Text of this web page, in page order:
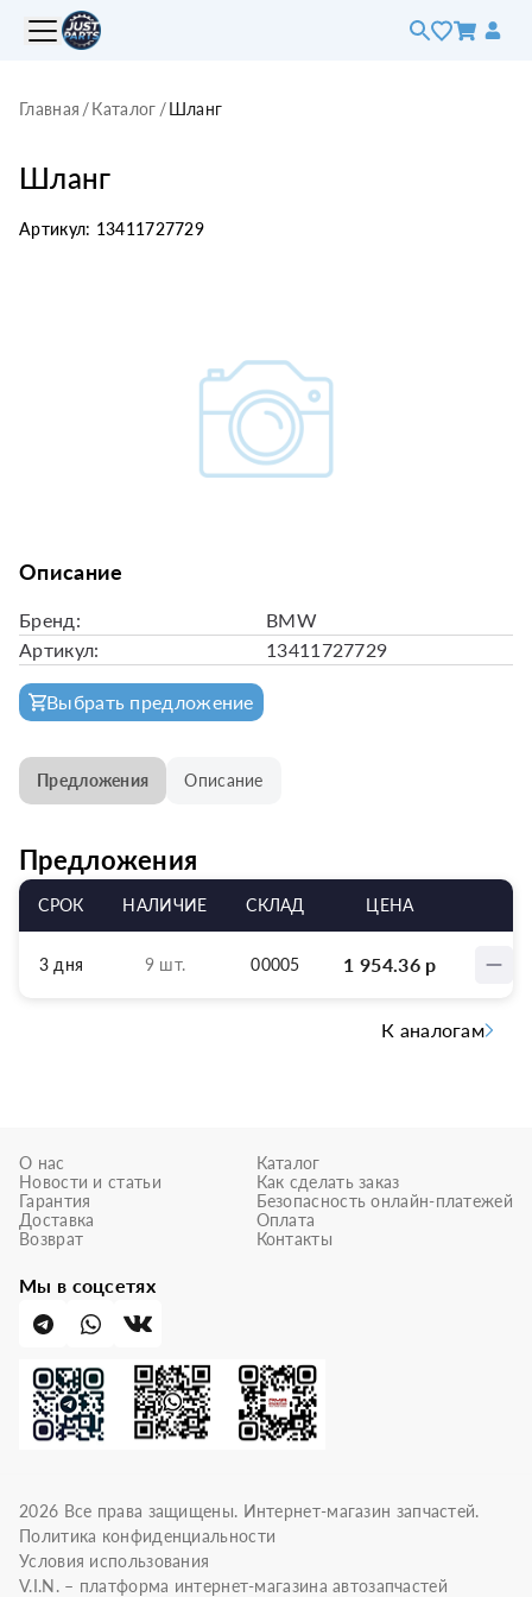
Главная /Каталог /Шланг
Шланг
Артикул: 13411727729
Описание
Бренд:
BMW
Артикул:
13411727729
Выбрать предложение
Предложения Описание
Предложения
СРОК НАЛИЧИЕ СКЛАД ЦЕНА
3 дня 9 шт. 00005 1 954.36р
К аналогам
О нас
Новости и статьи
Гарантия
Доставка
Возврат
Каталог
Как сделать заказ
Безопасность онлайн-платежей
Оплата
Контакты
Мы в соцсетях
2026 Все права защищены. Интернет-магазин запчастей.
Политика конфиденциальности
Условия использования
V.I.N. – платформа интернет-магазина автозапчастей